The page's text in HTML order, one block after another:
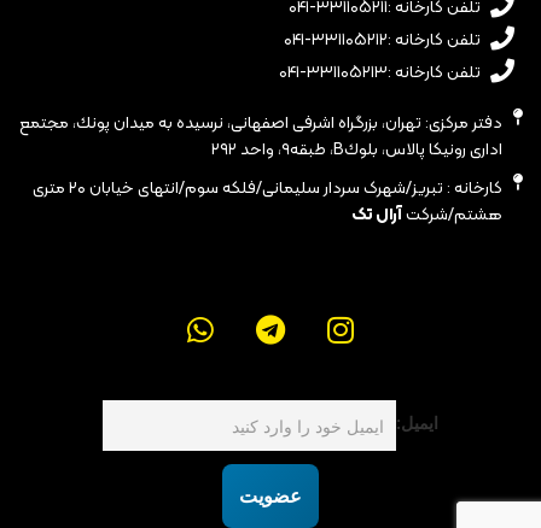
تلفن کارخانه :۳۳۱۱۰۵۲۱۱-۰۴۱
تلفن کارخانه :۳۳۱۱۰۵۲۱۲-۰۴۱
تلفن کارخانه :۳۳۱۱۰۵۲۱۳-۰۴۱
دفتر مرکزی: تهران، بزرگراه اشرفى اصفهانى، نرسيده به ميدان پونك، مجتمع
ادارى رونيكا پالاس، بلوكB، طبقه٩، واحد ٢٩٢
کارخانه : تبریز/شهرک سردار سلیمانی/فلکه سوم/انتهای خیابان ۲۰ متری
هشتم/شرکتآرال تک
ایمیل:
عضویت